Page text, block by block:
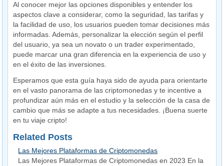
Al conocer mejor las opciones disponibles y entender los
aspectos clave a considerar, como la seguridad, las tarifas y
la facilidad de uso, los usuarios pueden tomar decisiones más
informadas. Además, personalizar la elección según el perfil
del usuario, ya sea un novato o un trader experimentado,
puede marcar una gran diferencia en la experiencia de uso y
en el éxito de las inversiones.
Esperamos que esta guía haya sido de ayuda para orientarte
en el vasto panorama de las criptomonedas y te incentive a
profundizar aún más en el estudio y la selección de la casa de
cambio que más se adapte a tus necesidades. ¡Buena suerte
en tu viaje cripto!
Related Posts
Las Mejores Plataformas de Criptomonedas
Las Mejores Plataformas de Criptomonedas en 2023 En la